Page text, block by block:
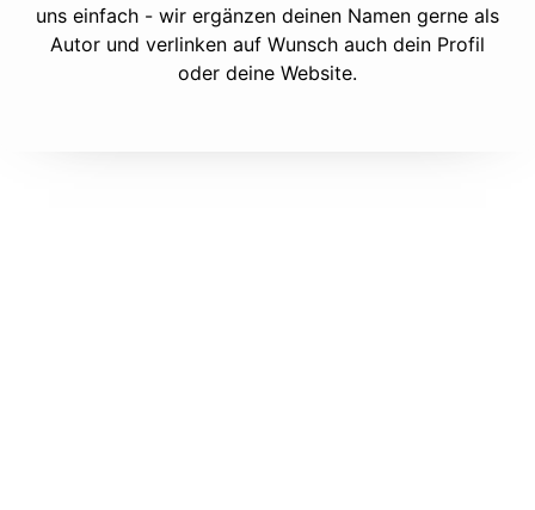
uns einfach - wir ergänzen deinen Namen gerne als
Autor und verlinken auf Wunsch auch dein Profil
oder deine Website.